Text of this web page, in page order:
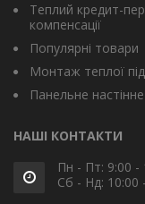
Теплий кредит-
компенсації
Популярні товари
Монтаж теплої
Панельне
НАШІ КОНТАКТИ
Пн - Пт: 9:00 -
Сб - Нд: 10:00